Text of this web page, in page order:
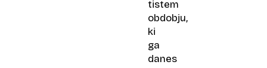
tistem
obdobju,
ki
ga
danes